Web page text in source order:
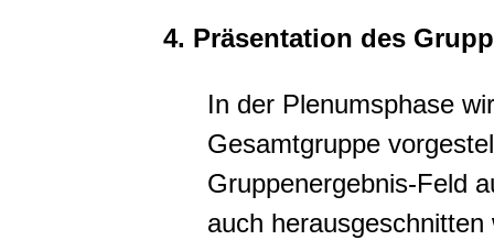
4. Präsentation des
In der Plenumsphase
Gesamtgruppe
Gruppenergebnis-Feld
auch herausgeschnitten